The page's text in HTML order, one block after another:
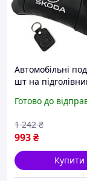
Автомобільні
шт на
шкіри, стильний
Готово до
993₴
1 242 ₴
Купити